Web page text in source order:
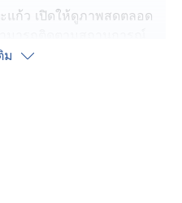
แก้ว เปิดให้ดูภาพสดตลอด
าด่านชายแดนยังคงปิด ตาม
ม